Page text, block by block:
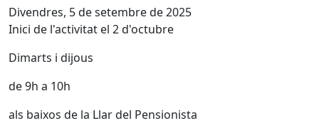
Divendres, 5 de setembre de 2025
Inici de l'activitat el 2 d'octubre
Dimarts i dijous
de 9h a 10h
als baixos de la Llar del Pensionista